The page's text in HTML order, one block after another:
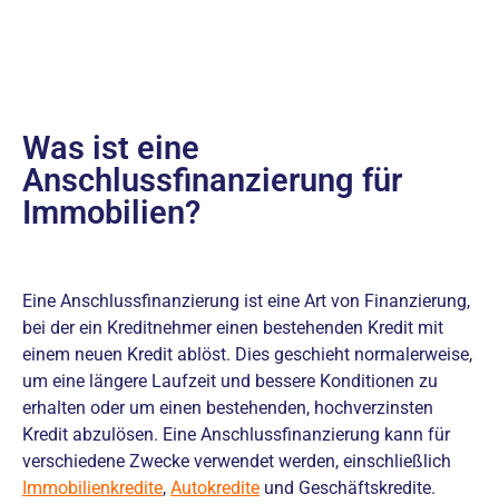
Was ist eine
Anschlussfinanzierung für
Immobilien?
Eine Anschlussfinanzierung ist eine Art von Finanzierung,
bei der ein Kreditnehmer einen bestehenden Kredit mit
einem neuen Kredit ablöst. Dies geschieht normalerweise,
um eine längere Laufzeit und bessere Konditionen zu
erhalten oder um einen bestehenden, hochverzinsten
Kredit abzulösen. Eine Anschlussfinanzierung kann für
verschiedene Zwecke verwendet werden, einschließlich
Immobilienkredite, Autokredite und Geschäftskredite.